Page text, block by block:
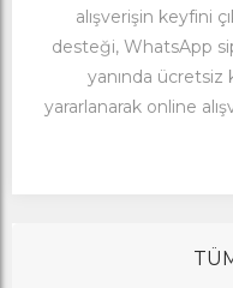
alışverişin keyfini
desteği, WhatsApp
yanında ücretsiz
yararlanarak online